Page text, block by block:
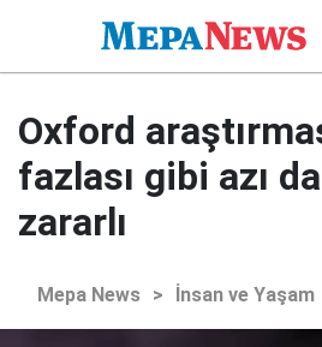
Oxford
fazlası gibi azı
zararlı
Mepa News > İnsan ve Yaşam